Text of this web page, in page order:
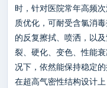
时，针对医院常年高频
质优化，可耐受含氯消
的反复擦拭、喷洒，以
裂、硬化、变色、性能
况下，依然能保持稳定的
在超高气密性结构设计